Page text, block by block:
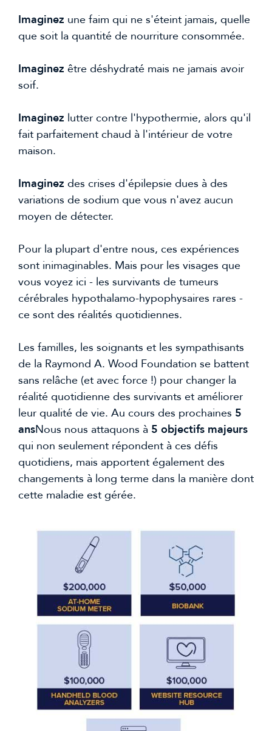
Imaginez une faim qui ne s'éteint jamais, quelle
que soit la quantité de nourriture consommée.
Imaginez être déshydraté mais ne jamais avoir
soif.
Imaginez lutter contre l'hypothermie, alors qu'il
fait parfaitement chaud à l'intérieur de votre
maison.
Imaginez des crises d'épilepsie dues à des
variations de sodium que vous n'avez aucun
moyen de détecter.
Pour la plupart d'entre nous, ces expériences
sont inimaginables. Mais pour les visages que
vous voyez ici - les survivants de tumeurs
cérébrales hypothalamo-hypophysaires rares -
ce sont des réalités quotidiennes.
Les familles, les soignants et les sympathisants
de la Raymond A. Wood Foundation se battent
sans relâche (et avec force !) pour changer la
réalité quotidienne des survivants et améliorer
leur qualité de vie. Au cours des prochaines 5
ansNous nous attaquons à 5 objectifs majeurs
qui non seulement répondent à ces défis
quotidiens, mais apportent également des
changements à long terme dans la manière dont
cette maladie est gérée.